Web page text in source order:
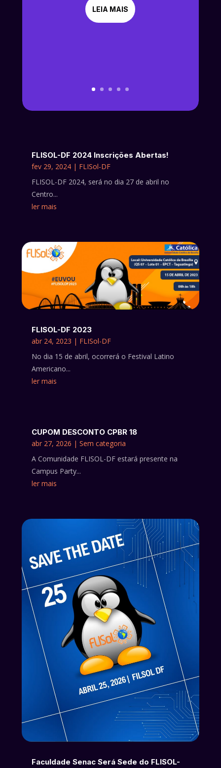
LEIA MAIS
FLISOL-DF 2024 Inscrições Abertas!
fev 29, 2024| FLISol-DF
FLISOL-DF 2024, será no dia 27 de abril no
Centro...
ler mais
FLISOL-DF 2023
abr 24, 2023 | FLISol-DF
No dia 15 de abril, ocorrerá o Festival Latino
Americano...
ler mais
CUPOM DESCONTO CPBR 18
abr 27, 2026 | Sem categoria
A Comunidade FLISOL-DF estará presente na
Campus Party...
ler mais
Faculdade Senac Será Sede do FLISOL-